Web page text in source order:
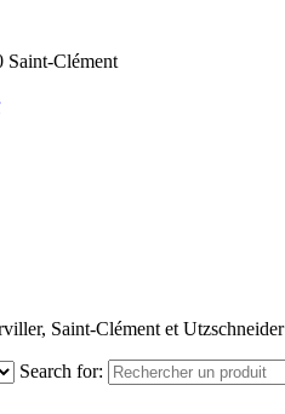
Saint-Clément
Saint-Clément et Utzschneider
Search for: